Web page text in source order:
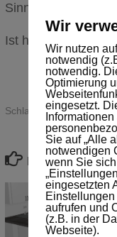
Sinne eines – nun
Ist halt im
Schlagwörter: Battery
FÜR DICH
Wir
Wir nutzen
notwendig
notwendig.
Optimierung
eingesetzt.
Sie auf „Alle
notwendigen
wenn Sie
eingesetzten
aufrufen und
(z.B. in der
Webseite).